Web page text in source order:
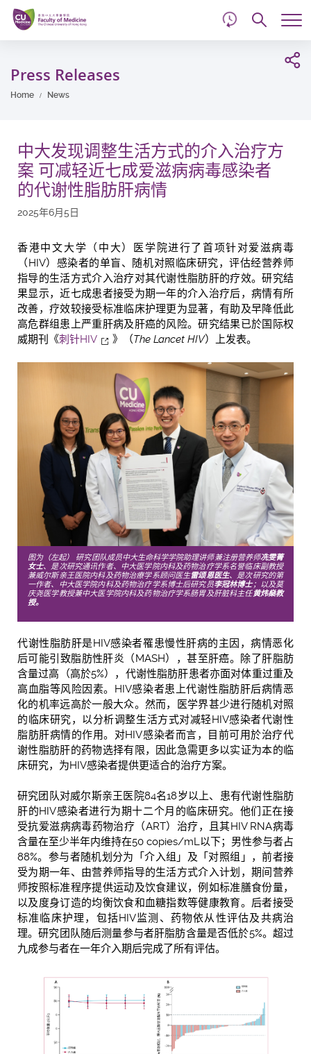
Skip
main
content
Press Releases
Home News
中大发现调整生活方式的介入治疗方
案 可减轻近七成爱滋病病毒感染者
的代谢性脂肪肝病情
2025年6月5日
香港中文大学（中大）医学院进行了首项针对爱滋病毒
（HIV）感染者的单盲、随机对照临床研究，评估经营养师
指导的生活方式介入治疗对其代谢性脂肪肝的疗效。研究结
果显示，近七成患者接受为期一年的介入治疗后，病情有所
改善，疗效较接受标准临床护理更为显著，有助及早降低此
高危群组患上严重肝病及肝癌的风险。研究结果已於国际权
威期刊《刺针HIV 》（The Lancet HIV）上发表。
图为（左起） 研究团队成员中大生命科学学院助理讲师兼注册营养师冼雯菁
女士、是次研究通讯作者、中大医学院内科及药物治疗学系名誉临床副教授
兼威尔斯亲王医院内科及药物治療学系顾问医生雷颂恩医生、是次研究的第
一作者、中大医学院内科及药物治疗学系博士后研究员李冠林博士；以及莫
庆尧医学教授兼中大医学院内科及药物治疗学系肠胃及肝脏科主任黄炜燊教
授。
代谢性脂肪肝是HIV感染者罹患慢性肝病的主因，病情恶化
后可能引致脂肪性肝炎（MASH），甚至肝癌。除了肝脂肪
含量过高（高於5%），代谢性脂肪肝患者亦面对体重过重及
高血脂等风险因素。HIV感染者患上代谢性脂肪肝后病情恶
化的机率远高於一般大众。然而，医学界甚少进行随机对照
的临床研究，以分析调整生活方式对减轻HIV感染者代谢性
脂肪肝病情的作用。对HIV感染者而言，目前可用於治疗代
谢性脂肪肝的药物选择有限，因此急需更多以实证为本的临
床研究，为HIV感染者提供更适合的治疗方案。
研究团队对威尔斯亲王医院84名18岁以上、患有代谢性脂肪
肝的HIV感染者进行为期十二个月的临床研究。他们正在接
受抗爱滋病病毒药物治疗 （ART） 治疗，且其HIV RNA病毒
含量在至少半年内维持在50 copies/mL以下；男性参与者占
88%。参与者随机划分为「介入组」及「对照组」，前者接
受为期一年、由营养师指导的生活方式介入计划，期间营养
师按照标准程序提供运动及饮食建议，例如标准膳食份量，
以及度身订造的均衡饮食和血糖指数等健康教育。后者接受
标准临床护理，包括HIV监测、药物依从性评估及共病治
理。研究团队随后测量参与者肝脂肪含量是否低於5%。超过
九成参与者在一年介入期后完成了所有评估。